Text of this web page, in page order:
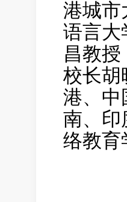
港城市
语言大
昌教
校长胡
港、中
南、印
络教育